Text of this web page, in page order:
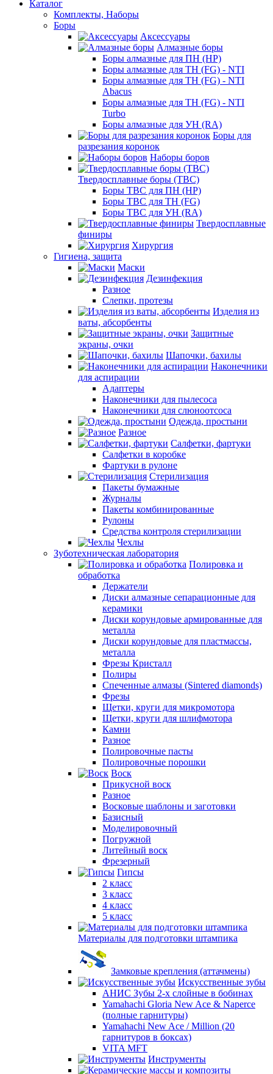
Каталог
Комплекты, Наборы
Боры
Аксессуары
Алмазные боры
Боры алмазные для ПН (HP)
Боры алмазные для ТН (FG) - NTI
Боры алмазные для ТН (FG) - NTI
Abacus
Боры алмазные для ТН (FG) - NTI
Turbo
Боры алмазные для УН (RA)
Боры для
разрезания коронок
Наборы боров
Твердосплавные боры (ТВС)
Боры ТВС для ПН (HP)
Боры ТВС для ТН (FG)
Боры ТВС для УН (RA)
Твердосплавные
финиры
Хирургия
Гигиена, защита
Маски
Дезинфекция
Разное
Слепки, протезы
Изделия из
ваты, абсорбенты
Защитные
экраны, очки
Шапочки, бахилы
Наконечники
для аспирации
Адаптеры
Наконечники для пылесоса
Наконечники для слюноотсоса
Одежда, простыни
Разное
Салфетки, фартуки
Салфетки в коробке
Фартуки в рулоне
Стерилизация
Пакеты бумажные
Журналы
Пакеты комбинированные
Рулоны
Средства контроля стерилизации
Чехлы
Зуботехническая лаборатория
Полировка и
обработка
Держатели
Диски алмазные сепарационные для
керамики
Диски корундовые армированные для
металла
Диски корундовые для пластмассы,
металла
Фрезы Кристалл
Полиры
Спеченные алмазы (Sintered diamonds)
Фрезы
Щетки, круги для микромотора
Щетки, круги для шлифмотора
Камни
Разное
Полировочные пасты
Полировочные порошки
Воск
Прикусной воск
Разное
Восковые шаблоны и заготовки
Базисный
Моделировочный
Погружной
Литейный воск
Фрезерный
Гипсы
2 класс
3 класс
4 класс
5 класс
Материалы для подготовки штампика
Замковые крепления (аттачмены)
Искусственные зубы
АНИС Зубы 2-х слойные в бобинах
Yamahachi Gloria New Ace & Naperce
(полные гарнитуры)
Yamahachi New Ace / Million (20
гарнитуров в боксах)
VITA MFT
Инструменты